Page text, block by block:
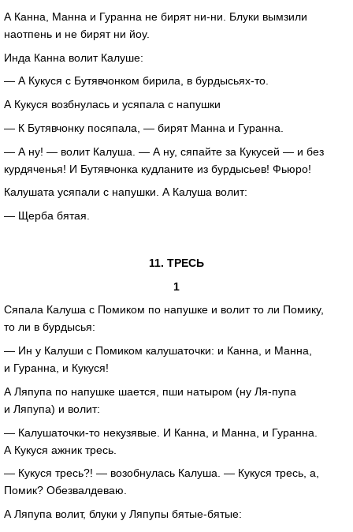
А Канна, Манна и Гуранна не бирят ни-ни . Блуки вымзили
наотпень и не бирят ни йоу.
Инда Канна волит Калуше:
— А Кукуся с Бутявчонком бирила, в бурдысьях-то.
А Кукуся возбнулась и усяпала с напушки
— К Бутявчонку посяпала, — бирят Манна и Гуранна.
— А ну! — волит Калуша. — А ну, сяпайте за Кукусей — и без
курдяченья! И Бутявчонка кудланите из бурдысьев! Фьюро!
Калушата усяпали с напушки. А Калуша волит:
— Щерба бятая.
11. ТРЕСЬ
1
Сяпала Калуша с Помиком по напушке и волит то ли Помику,
то ли в бурдысья:
— Ин у Калуши с Помиком калушаточки: и Канна, и Манна,
и Гуранна, и Кукуся!
А Ляпупа по напушке шается, пши натыром (ну Ля-пупа
и Ляпупа) и волит:
— Калушаточки-то некузявые. И Канна, и Манна, и Гуранна.
А Кукуся ажник тресь.
— Кукуся тресь?! — возобнулась Калуша. — Кукуся тресь, а,
Помик? Обезвалдеваю.
А Ляпупа волит, блуки у Ляпупы бятые-бятые: